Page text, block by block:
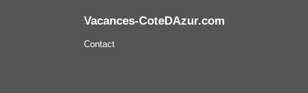
Vacances-CoteDAzur.com
Contact